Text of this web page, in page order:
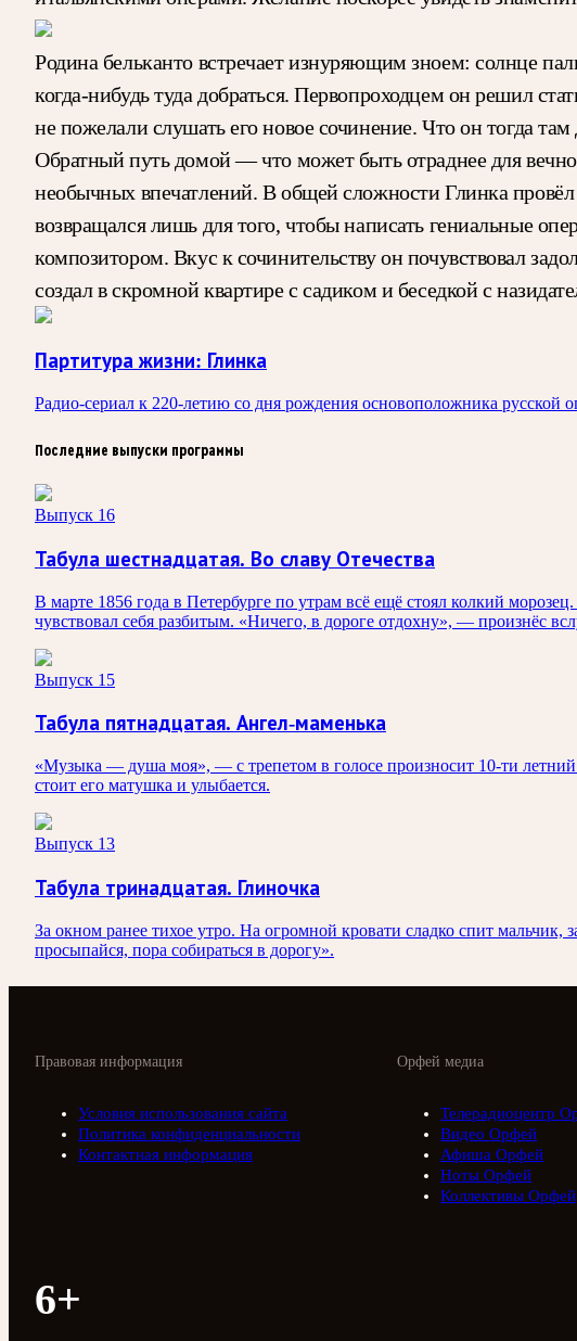
Родина бельканто встречает изнуряющим зноем: солнце
когда-нибудь туда добраться. Первопроходцем он решил
не пожелали слушать его новое сочинение. Что он тогда
Обратный путь домой — что может быть отраднее для
необычных впечатлений. В общей сложности Глинка
возвращался лишь для того, чтобы написать гениальные
композитором. Вкус к сочинительству он почувствовал
создал в скромной квартире с садиком и беседкой с
Партитура жизни: Глинка
Радио-сериал к 220-летию со дня рождения основоположника русской
Последние выпуски программы
Выпуск 16
Табула шестнадцатая. Во славу Отечества
В марте 1856 года в Петербурге по утрам всё ещё стоял колкий
чувствовал себя разбитым. «Ничего, в дороге отдохну», — произнёс
Выпуск 15
Табула пятнадцатая. Ангел-маменька
«Музыка — душа моя», — с трепетом в голосе произносит 10-ти
стоит его матушка и улыбается.
Выпуск 13
Табула тринадцатая. Глиночка
За окном ранее тихое утро. На огромной кровати сладко спит
просыпайся, пора собираться в дорогу».
Орфей медиа
Телерадиоцентр
Видео Орфей
Афиша Орфей
Ноты Орфей
Коллективы Орфей
Правовая информация
Условия использования сайта
Политика конфиденциальности
Контактная информация
6+